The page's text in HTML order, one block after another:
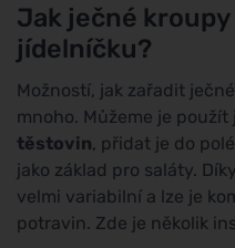
Jak ječné
jídelníčku?
Možností, jak zařadit
mnoho. Můžeme je použít
těstovin, přidat je do
jako základ pro saláty.
velmi variabilní a lze je
potravin. Zde je několik